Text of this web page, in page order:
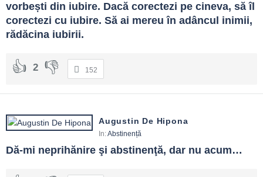
vorbești din iubire. Dacă corectezi pe cineva, să îl
corectezi cu iubire. Să ai mereu în adâncul inimii,
rădăcina iubirii.
2 152
Augustin De Hipona
In:Abstinență
Dă-mi neprihănire şi abstinenţă, dar nu acum…